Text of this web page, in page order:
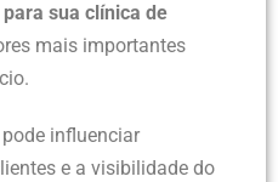
para sua clínica de
mais importantes
influenciar
e a visibilidade do